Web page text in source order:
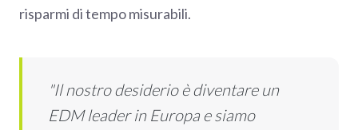
risparmi di tempo misurabili.
"Il nostro desiderio è diventare un
EDM leader in Europa e siamo